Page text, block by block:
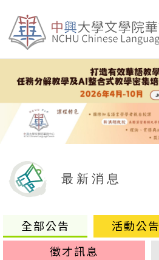
最新消息
全部公告 活動公告
徵才訊息